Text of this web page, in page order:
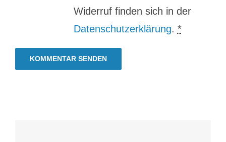
Widerruf finden sich in der
Datenschutzerklärung. *